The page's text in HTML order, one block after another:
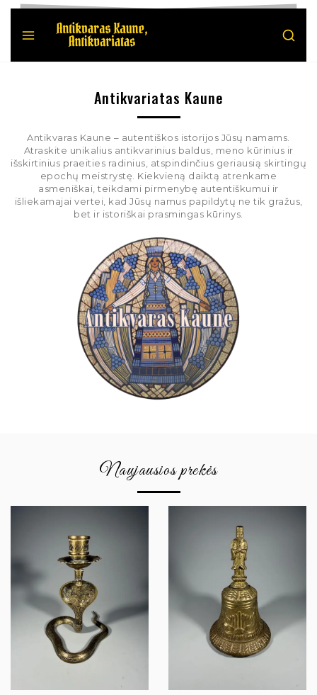
Antikvariatas Kaune
Antikvaras Kaune – autentiškos istorijos Jūsų namams.
Atraskite unikalius antikvarinius baldus, meno kūrinius ir
išskirtinius praeities radinius, atspindinčius geriausią skirtingų
epochų meistrystę. Kiekvieną daiktą atrenkame
asmeniškai, teikdami pirmenybę autentiškumui ir
išliekamajai vertei, kad Jūsų namus papildytų ne tik gražus,
bet ir istoriškai prasmingas kūrinys.
Naujausios prekės